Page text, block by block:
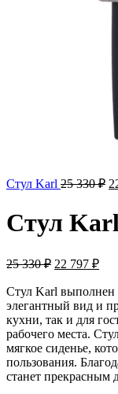
Стул Karl 25 330₽
Стул
25 330₽ 22 797 ₽
Стул Karl выполнен
элегантный вид и
кухни, так и для
рабочего места.
мягкое сиденье,
пользования.
станет прекрасным